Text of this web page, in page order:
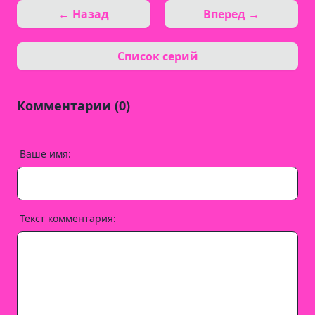
← Назад
Список серий
Вперед →
Комментарии (0)
Ваше имя:
Текст комментария: